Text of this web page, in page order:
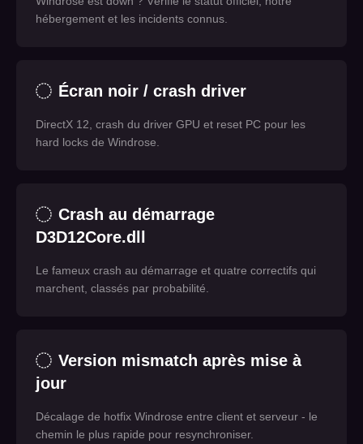
hébergement et les incidents connus.
Écran noir / crash driver
DirectX 12, crash du driver GPU et reset PC pour les
hard locks de Windrose.
Crash au démarrage
D3D12Core.dll
Le fameux crash au démarrage et quatre correctifs qui
marchent, classés par probabilité.
Version mismatch après mise à
jour
Décalage de hotfix Windrose entre client et serveur - le
chemin le plus rapide pour resynchroniser.